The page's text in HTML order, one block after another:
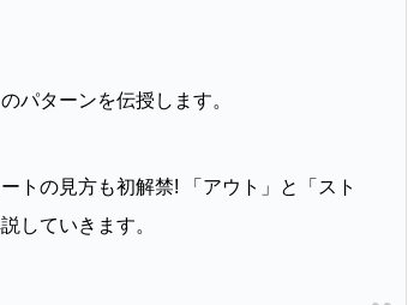
パターンを伝授します。
トの見方も初解禁! 「アウト」と「スト
していきます。